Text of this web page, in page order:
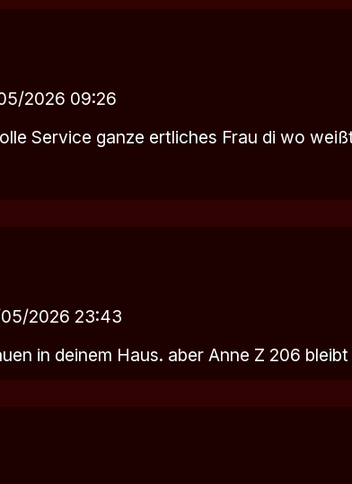
2026 09:26
Service ganze ertliches Frau di wo
05/2026 23:43
in deinem Haus. aber Anne Z 206